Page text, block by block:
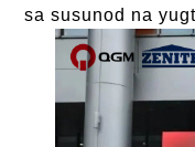
sa susunod na